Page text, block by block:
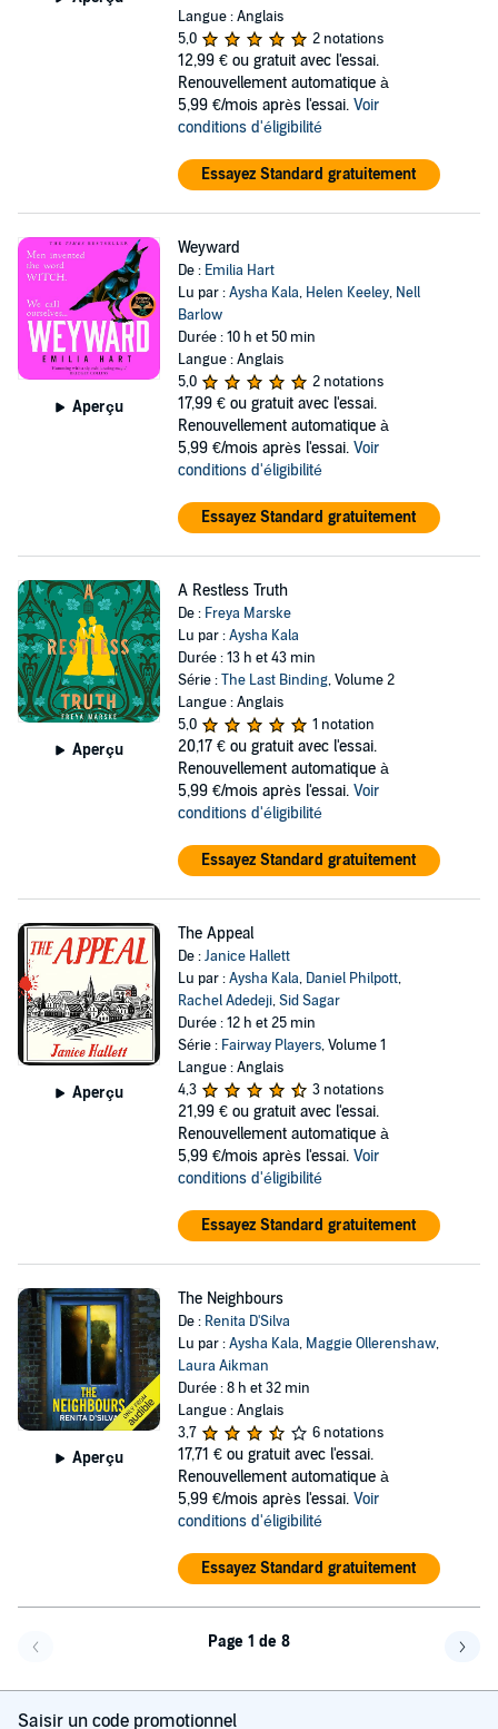
Langue : Anglais
5,0
2 notations
12,99 € ou gratuit avec l'essai.
Renouvellement automatique à
5,99 €/mois après l'essai. Voir
conditions d'éligibilité
Essayez Standard gratuitement
Aperçu
Weyward
De : Emilia Hart
Lu par :Aysha Kala, Helen Keeley, Nell
Barlow
Durée : 10 h et 50 min
Langue : Anglais
5,0
2 notations
17,99 € ou gratuit avec l'essai.
Renouvellement automatique à
5,99 €/mois après l'essai. Voir
conditions d'éligibilité
Essayez Standard gratuitement
Aperçu
A Restless Truth
De : Freya Marske
Lu par :Aysha Kala
Durée : 13 h et 43 min
Série :The Last Binding, Volume 2
Langue : Anglais
5,0
1 notation
20,17 € ou gratuit avec l'essai.
Renouvellement automatique à
5,99 €/mois après l'essai. Voir
conditions d'éligibilité
Essayez Standard gratuitement
Aperçu
The Appeal
De :Janice Hallett
Lu par :Aysha Kala, Daniel Philpott,
Rachel Adedeji,Sid Sagar
Durée : 12 h et 25 min
Série : Fairway Players, Volume 1
Langue : Anglais
4,3
3 notations
21,99 € ou gratuit avec l'essai.
Renouvellement automatique à
5,99 €/mois après l'essai. Voir
conditions d'éligibilité
Essayez Standard gratuitement
Aperçu
The Neighbours
De : Renita D'Silva
Lu par :Aysha Kala, Maggie Ollerenshaw,
Laura Aikman
Durée : 8 h et 32 min
Langue : Anglais
3,7
6 notations
17,71 € ou gratuit avec l'essai.
Renouvellement automatique à
5,99 €/mois après l'essai. Voir
conditions d'éligibilité
Essayez Standard gratuitement
Page 1 de 8
Saisir un code promotionnel